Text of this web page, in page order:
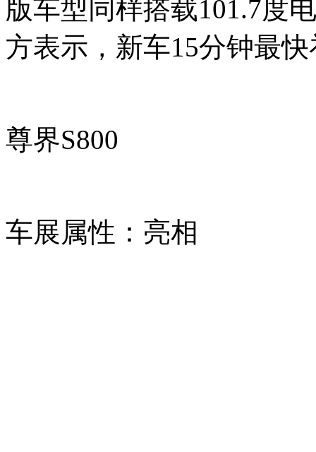
版车型同样搭载101.7度
方表示，新车15分钟最
尊界S800
车展属性：亮相